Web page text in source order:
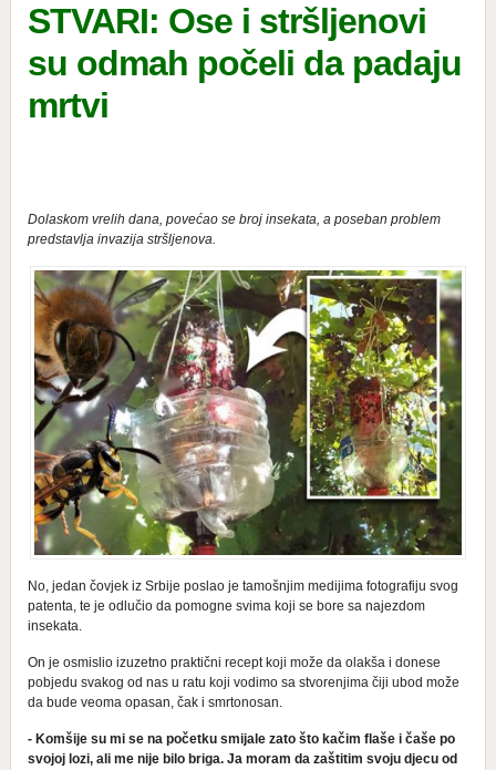
STVARI: Ose i stršljenovi
su odmah počeli da padaju
mrtvi
Dolaskom vrelih dana, povećao se broj insekata, a poseban problem
predstavlja invazija stršljenova.
No, jedan čovjek iz Srbije poslao je tamošnjim medijima fotografiju svog
patenta, te je odlučio da pomogne svima koji se bore sa najezdom
insekata.
On je osmislio izuzetno praktični recept koji može da olakša i donese
pobjedu svakog od nas u ratu koji vodimo sa stvorenjima čiji ubod može
da bude veoma opasan, čak i smrtonosan.
- Komšije su mi se na početku smijale zato što kačim flaše i čaše po
svojoj lozi, ali me nije bilo briga. Ja moram da zaštitim svoju djecu od